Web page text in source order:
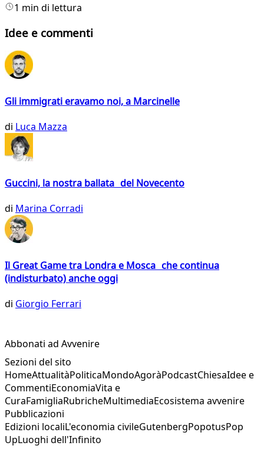
1 min di lettura
Idee e commenti
Gli immigrati eravamo noi, a Marcinelle
di Luca Mazza
Guccini, la nostra ballata del Novecento
di Marina Corradi
Il Great Game tra Londra e Mosca che continua
(indisturbato) anche oggi
di Giorgio Ferrari
Abbonati ad Avvenire
Sezioni del sito
HomeAttualitàPoliticaMondoAgoràPodcastChiesaIdee e
CommentiEconomiaVita e
CuraFamigliaRubricheMultimediaEcosistema avvenire
Pubblicazioni
Edizioni localiL'economia civileGutenbergPopotusPop
UpLuoghi dell'Infinito